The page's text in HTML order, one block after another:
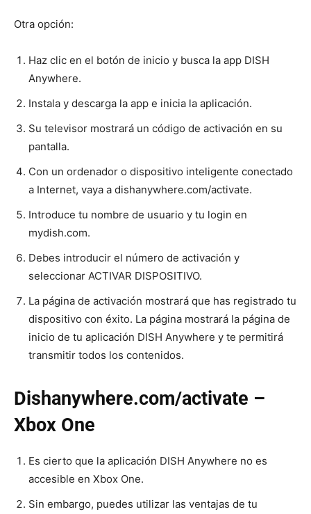
Otra opción:
Haz clic en el botón de inicio y busca la app DISH
Anywhere.
Instala y descarga la app e inicia la aplicación.
Su televisor mostrará un código de activación en su
pantalla.
Con un ordenador o dispositivo inteligente conectado
a Internet, vaya a dishanywhere.com/activate.
Introduce tu nombre de usuario y tu login en
mydish.com.
Debes introducir el número de activación y
seleccionar ACTIVAR DISPOSITIVO.
La página de activación mostrará que has registrado tu
dispositivo con éxito. La página mostrará la página de
inicio de tu aplicación DISH Anywhere y te permitirá
transmitir todos los contenidos.
Dishanywhere.com/activate –
Xbox One
Es cierto que la aplicación DISH Anywhere no es
accesible en Xbox One.
Sin embargo, puedes utilizar las ventajas de tu